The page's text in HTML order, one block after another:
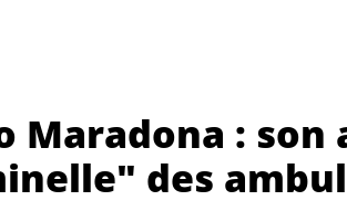
Maradona : son
des